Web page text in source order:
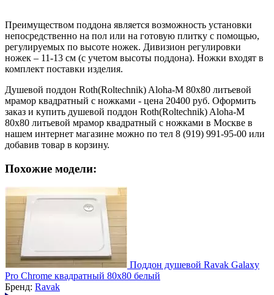
Преимуществом поддона является возможность установки
непосредственно на пол или на готовую плитку с помощью,
регулируемых по высоте ножек. Дивизион регулировки
ножек – 11-13 см (с учетом высоты поддона). Ножки входят в
комплект поставки изделия.
Душевой поддон Roth(Roltechnik) Aloha-M 80x80 литьевой
мрамор квадратный с ножками - цена 20400 руб. Оформить
заказ и купить душевой поддон Roth(Roltechnik) Aloha-M
80x80 литьевой мрамор квадратный с ножками в Москве в
нашем интернет магазине можно по тел 8 (919) 991-95-00 или
добавив товар в корзину.
Похожие модели:
Поддон душевой Ravak Galaxy
Pro Chrome квадратный 80x80 белый
Бренд: Ravak